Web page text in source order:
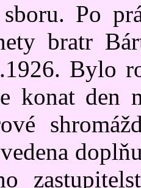
Po
bratr
Bylo
konat den